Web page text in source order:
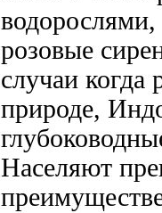
водорослями,
розовые
случаи когда
природе,
Населяют